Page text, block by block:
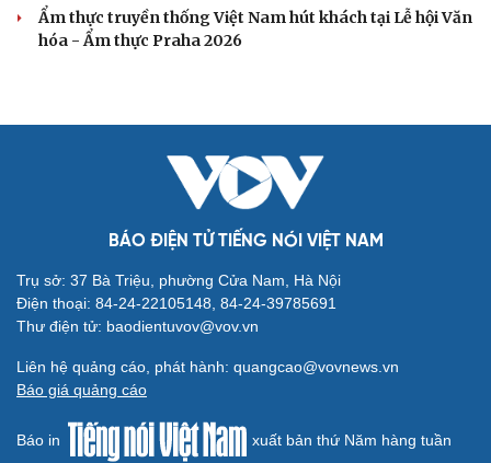
Ẩm thực truyền thống Việt Nam hút khách tại Lễ hội Văn
hóa - Ẩm thực Praha 2026
BÁO ĐIỆN TỬ TIẾNG NÓI VIỆT NAM
Trụ sở: 37 Bà Triệu, phường Cửa Nam, Hà Nội
Điện thoại: 84-24-22105148, 84-24-39785691
Thư điện tử: baodientuvov@vov.vn
Liên hệ quảng cáo, phát hành: quangcao@vovnews.vn
Báo giá quảng cáo
Báo in xuất bản thứ Năm hàng tuần